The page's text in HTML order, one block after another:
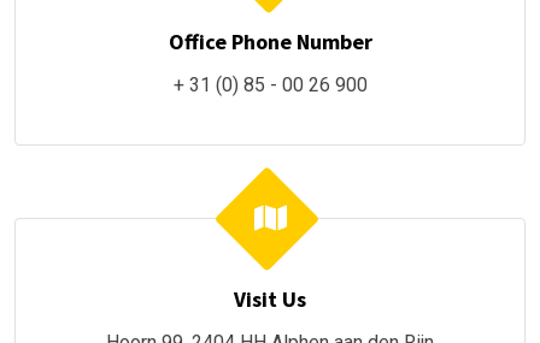
Office Phone Number
+ 31 (0) 85 - 00 26 900
Visit Us